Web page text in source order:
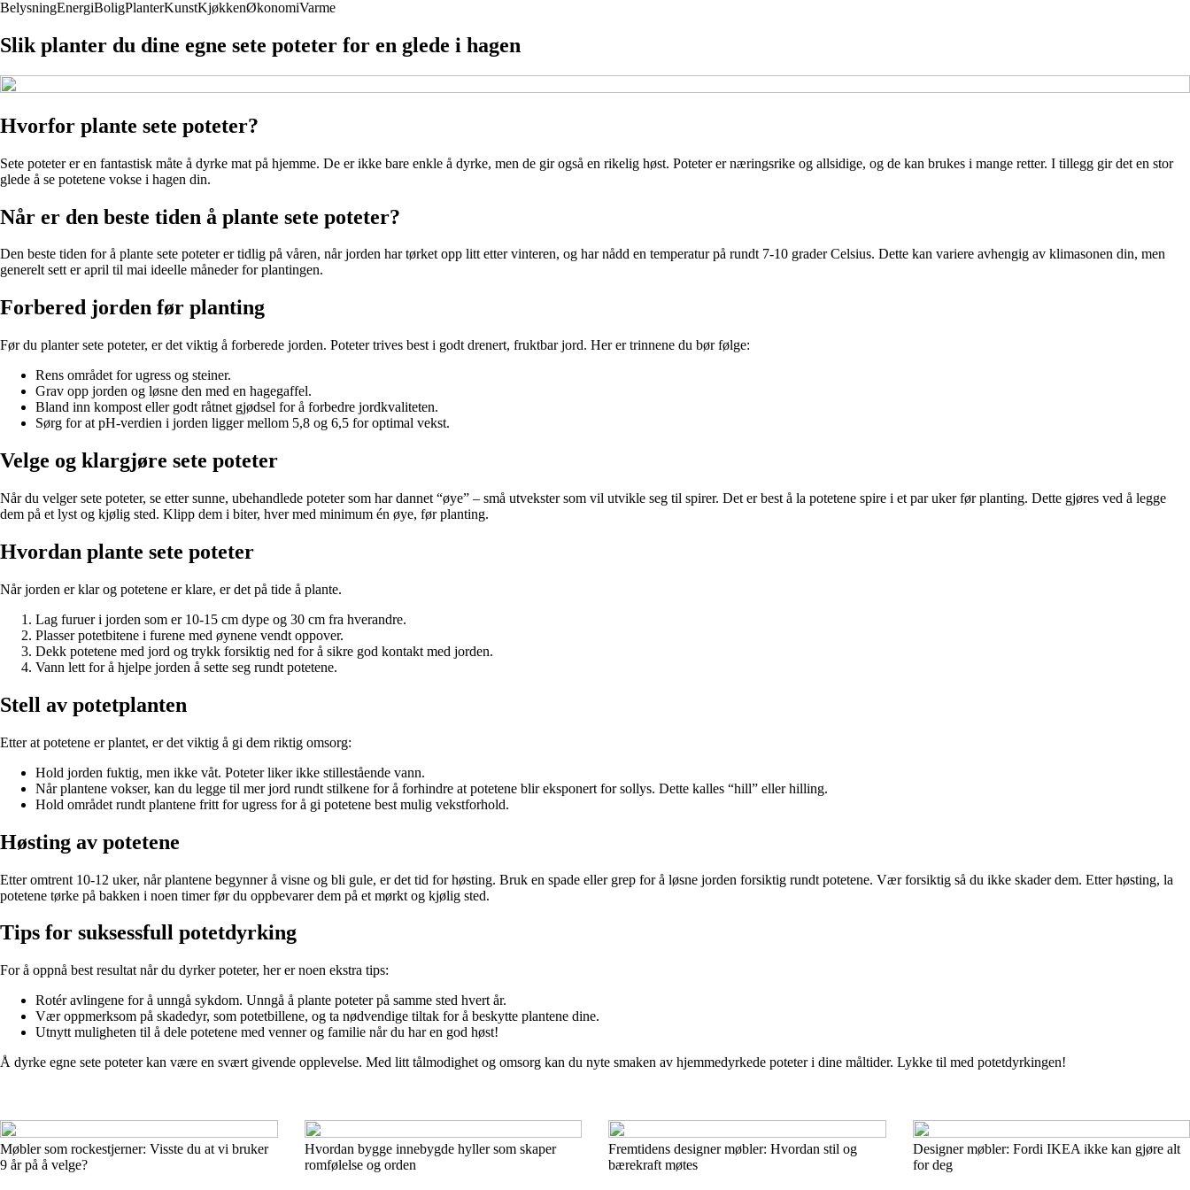
BelysningEnergiBoligPlanterKunstKjøkkenØkonomiVarme
Slik planter du dine egne sete poteter for en glede i hagen
Hvorfor plante sete poteter?
Sete poteter er en fantastisk måte å dyrke mat på hjemme. De er ikke bare enkle å dyrke, men de gir også en rikelig høst. Poteter er næringsrike og allsidige, og de kan brukes i mange retter. I tillegg gir det en stor
glede å se potetene vokse i hagen din.
Når er den beste tiden å plante sete poteter?
Den beste tiden for å plante sete poteter er tidlig på våren, når jorden har tørket opp litt etter vinteren, og har nådd en temperatur på rundt 7-10 grader Celsius. Dette kan variere avhengig av klimasonen din, men
generelt sett er april til mai ideelle måneder for plantingen.
Forbered jorden før planting
Før du planter sete poteter, er det viktig å forberede jorden. Poteter trives best i godt drenert, fruktbar jord. Her er trinnene du bør følge:
Rens området for ugress og steiner.
Grav opp jorden og løsne den med en hagegaffel.
Bland inn kompost eller godt råtnet gjødsel for å forbedre jordkvaliteten.
Sørg for at pH-verdien i jorden ligger mellom 5,8 og 6,5 for optimal vekst.
Velge og klargjøre sete poteter
Når du velger sete poteter, se etter sunne, ubehandlede poteter som har dannet “øye” – små utvekster som vil utvikle seg til spirer. Det er best å la potetene spire i et par uker før planting. Dette gjøres ved å legge
dem på et lyst og kjølig sted. Klipp dem i biter, hver med minimum én øye, før planting.
Hvordan plante sete poteter
Når jorden er klar og potetene er klare, er det på tide å plante.
Lag furuer i jorden som er 10-15 cm dype og 30 cm fra hverandre.
Plasser potetbitene i furene med øynene vendt oppover.
Dekk potetene med jord og trykk forsiktig ned for å sikre god kontakt med jorden.
Vann lett for å hjelpe jorden å sette seg rundt potetene.
Stell av potetplanten
Etter at potetene er plantet, er det viktig å gi dem riktig omsorg:
Hold jorden fuktig, men ikke våt. Poteter liker ikke stillestående vann.
Når plantene vokser, kan du legge til mer jord rundt stilkene for å forhindre at potetene blir eksponert for sollys. Dette kalles “hill” eller hilling.
Hold området rundt plantene fritt for ugress for å gi potetene best mulig vekstforhold.
Høsting av potetene
Etter omtrent 10-12 uker, når plantene begynner å visne og bli gule, er det tid for høsting. Bruk en spade eller grep for å løsne jorden forsiktig rundt potetene. Vær forsiktig så du ikke skader dem. Etter høsting, la
potetene tørke på bakken i noen timer før du oppbevarer dem på et mørkt og kjølig sted.
Tips for suksessfull potetdyrking
For å oppnå best resultat når du dyrker poteter, her er noen ekstra tips:
Rotér avlingene for å unngå sykdom. Unngå å plante poteter på samme sted hvert år.
Vær oppmerksom på skadedyr, som potetbillene, og ta nødvendige tiltak for å beskytte plantene dine.
Utnytt muligheten til å dele potetene med venner og familie når du har en god høst!
Å dyrke egne sete poteter kan være en svært givende opplevelse. Med litt tålmodighet og omsorg kan du nyte smaken av hjemmedyrkede poteter i dine måltider. Lykke til med potetdyrkingen!
Møbler som rockestjerner: Visste du at vi bruker
9 år på å velge?
Hvordan bygge innebygde hyller som skaper
romfølelse og orden
Fremtidens designer møbler: Hvordan stil og
bærekraft møtes
Designer møbler: Fordi IKEA ikke kan gjøre alt
for deg